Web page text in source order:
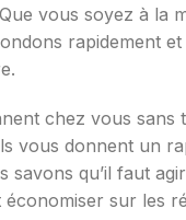
vous soyez à la
rapidement
chez vous sans
vous donnent un
savons qu’il faut
économiser sur les